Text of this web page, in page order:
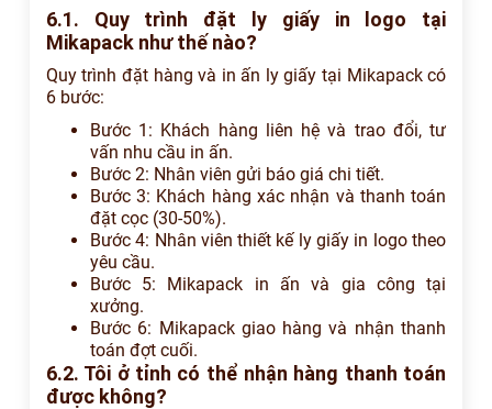
6.1. Quy trình đặt ly giấy in logo tại
Mikapack như thế nào?
Quy trình đặt hàng và in ấn ly giấy tại Mikapack có
6 bước:
Bước 1: Khách hàng liên hệ và trao đổi, tư
vấn nhu cầu in ấn.
Bước 2: Nhân viên gửi báo giá chi tiết.
Bước 3: Khách hàng xác nhận và thanh toán
đặt cọc (30-50%).
Bước 4: Nhân viên thiết kế ly giấy in logo theo
yêu cầu.
Bước 5: Mikapack in ấn và gia công tại
xưởng.
Bước 6: Mikapack giao hàng và nhận thanh
toán đợt cuối.
6.2. Tôi ở tỉnh có thể nhận hàng thanh toán
được không?